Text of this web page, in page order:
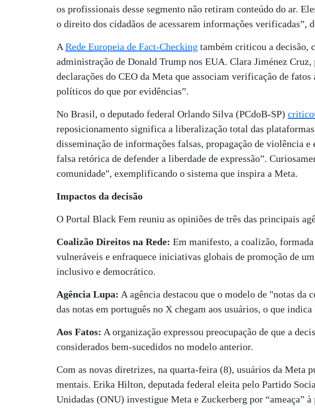
os profissionais desse segmento não retiram conteúdo do ar.
o direito dos cidadãos de acessarem informações verificadas”,
A Rede Europeia de Fact-Checking também criticou a decisão,
administração de Donald Trump nos EUA. Clara Jiménez
declarações do CEO da Meta que associam verificação de
políticos do que por evidências”.
No Brasil, o deputado federal Orlando Silva (PCdoB-SP)
reposicionamento significa a liberalização total das
disseminação de informações falsas, propagação de violência
falsa retórica de defender a liberdade de expressão”.
comunidade", exemplificando o sistema que inspira a Meta.
Impactos da decisão
O Portal Black Fem reuniu as opiniões de três das principais
Coalizão Direitos na Rede: Em manifesto, a coalizão,
vulneráveis e enfraquece iniciativas globais de promoção de
inclusivo e democrático.
Agência Lupa: A agência destacou que o modelo de "notas da
das notas em português no X chegam aos usuários, o que
Aos Fatos: A organização expressou preocupação de que a
considerados bem-sucedidos no modelo anterior.
Com as novas diretrizes, na quarta-feira (8), usuários da Meta
mentais. Erika Hilton, deputada federal eleita pelo Partido
Unidadas (ONU) investigue Meta e Zuckerberg por “ameaça”